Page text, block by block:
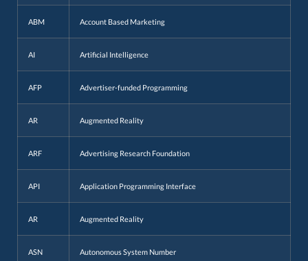
ABM Account Based Marketing
AI Artificial Intelligence
AFP Advertiser-funded Programming
AR Augmented Reality
ARF Advertising Research Foundation
API Application Programming Interface
AR Augmented Reality
ASN Autonomous System Number